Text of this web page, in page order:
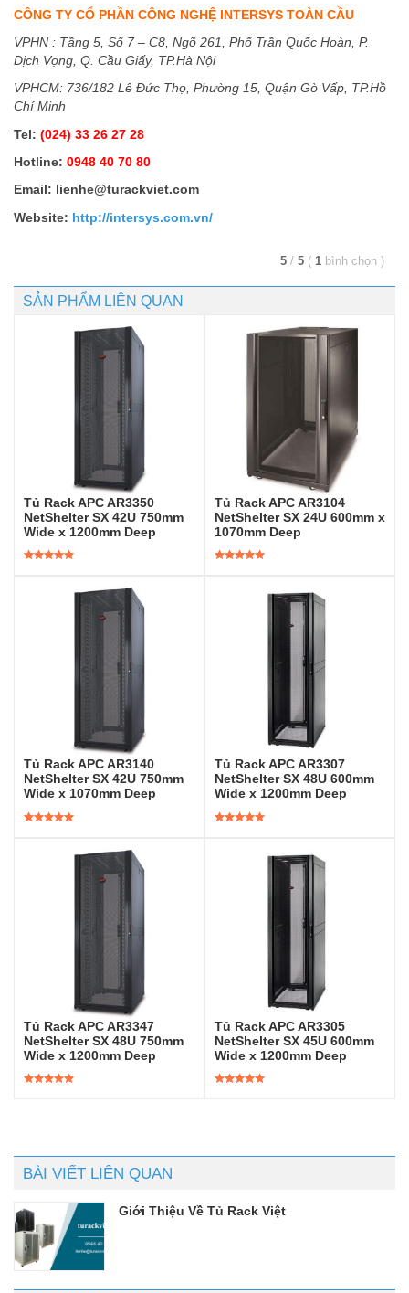
CÔNG TY CỔ PHẦN CÔNG NGHỆ INTERSYS TOÀN CẦU
VPHN : Tầng 5, Số 7 – C8, Ngõ 261, Phố Trần Quốc Hoàn, P.
Dịch Vọng, Q. Cầu Giấy, TP.Hà Nội
VPHCM: 736/182 Lê Đức Thọ, Phường 15, Quận Gò Vấp, TP.Hồ
Chí Minh
Tel: (024) 33 26 27 28
Hotline: 0948 40 70 80
Email: lienhe@turackviet.com
Website: http://intersys.com.vn/
5 / 5 ( 1 bình chọn )
SẢN PHẨM LIÊN QUAN
Tủ Rack APC AR3350
NetShelter SX 42U 750mm
Wide x 1200mm Deep
Tủ Rack APC AR3104
NetShelter SX 24U 600mm x
1070mm Deep
Tủ Rack APC AR3140
NetShelter SX 42U 750mm
Wide x 1070mm Deep
Tủ Rack APC AR3307
NetShelter SX 48U 600mm
Wide x 1200mm Deep
Tủ Rack APC AR3347
NetShelter SX 48U 750mm
Wide x 1200mm Deep
Tủ Rack APC AR3305
NetShelter SX 45U 600mm
Wide x 1200mm Deep
BÀI VIẾT LIÊN QUAN
Giới Thiệu Về Tủ Rack Việt